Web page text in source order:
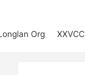
Org XXVCC